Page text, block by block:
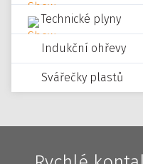
Technické plyny
Indukční ohřevy
Svářečky plastů